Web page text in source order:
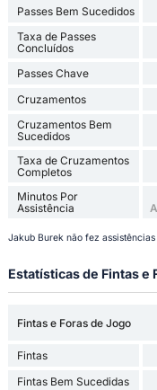
Passes Bem Sucedidos
Taxa de Passes
Concluídos
Passes Chave
Cruzamentos
Cruzamentos Bem
Sucedidos
Taxa de Cruzamentos
Completos
Minutos Por
Assistência
Jakub Burek não fez
Estatísticas de Fintas e
Fintas e Foras de Jogo
Fintas
Fintas Bem Sucedidas